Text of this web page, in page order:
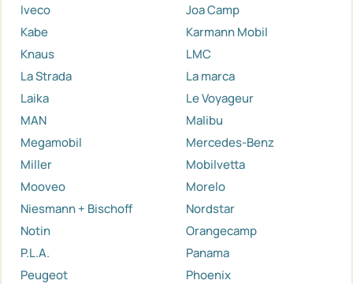
Iveco
Joa Camp
Kabe
Karmann Mobil
Knaus
LMC
La Strada
La marca
Laika
Le Voyageur
MAN
Malibu
Megamobil
Mercedes-Benz
Miller
Mobilvetta
Mooveo
Morelo
Niesmann + Bischoff
Nordstar
Notin
Orangecamp
P.L.A.
Panama
Peugeot
Phoenix